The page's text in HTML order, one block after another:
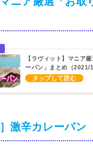
【ラヴィット】マニア
ーパン」まとめ（2021/
］激辛カレーパン